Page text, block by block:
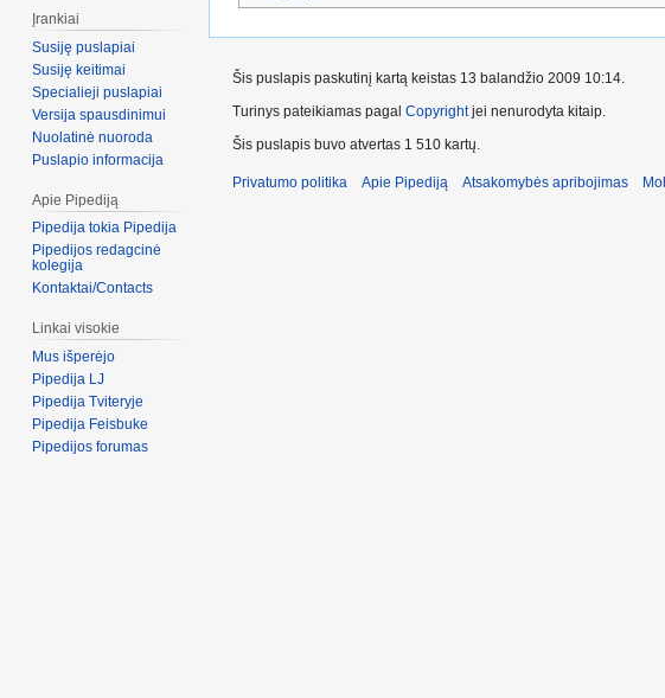
Įrankiai
Susiję puslapiai
Susiję keitimai
Specialieji puslapiai
Versija spausdinimui
Nuolatinė nuoroda
Puslapio informacija
Apie Pipediją
Pipedija tokia Pipedija
Pipedijos redagcinė
kolegija
Kontaktai/Contacts
Linkai visokie
Mus išperėjo
Pipedija LJ
Pipedija Tviteryje
Pipedija Feisbuke
Pipedijos forumas
Šis puslapis paskutinį kartą keistas 13 balandžio 2009 10:14.
Turinys pateikiamas pagal Copyrightjei nenurodyta kitaip.
Šis puslapis buvo atvertas 1 510 kartų.
Privatumo politika Apie Pipediją Atsakomybės apribojimas